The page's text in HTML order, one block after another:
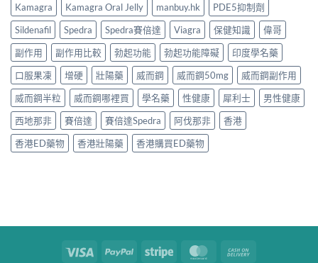
Kamagra
Kamagra Oral Jelly manbuy.hk
PDE5抑制劑
Sildenafil
Spedra Spedra賽倍達 Viagra 保健知識
偉哥
副作用
副作用比較 勃起功能 勃起功能障礙
印度學名藥
口服果凍
增硬 壯陽藥 威而鋼 威而鋼50mg
威而鋼副作用
威而鋼半粒
威而鋼哪裡買 學名藥 性健康 犀利士
男性健康
西地那非
賽倍達 賽倍達Spedra 阿伐那非
香港
香港ED藥物
香港壯陽藥 香港購買ED藥物
Visa PayPal Stripe MasterCard